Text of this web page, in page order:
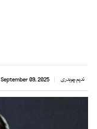
ندیم چوہدری September 09, 2025